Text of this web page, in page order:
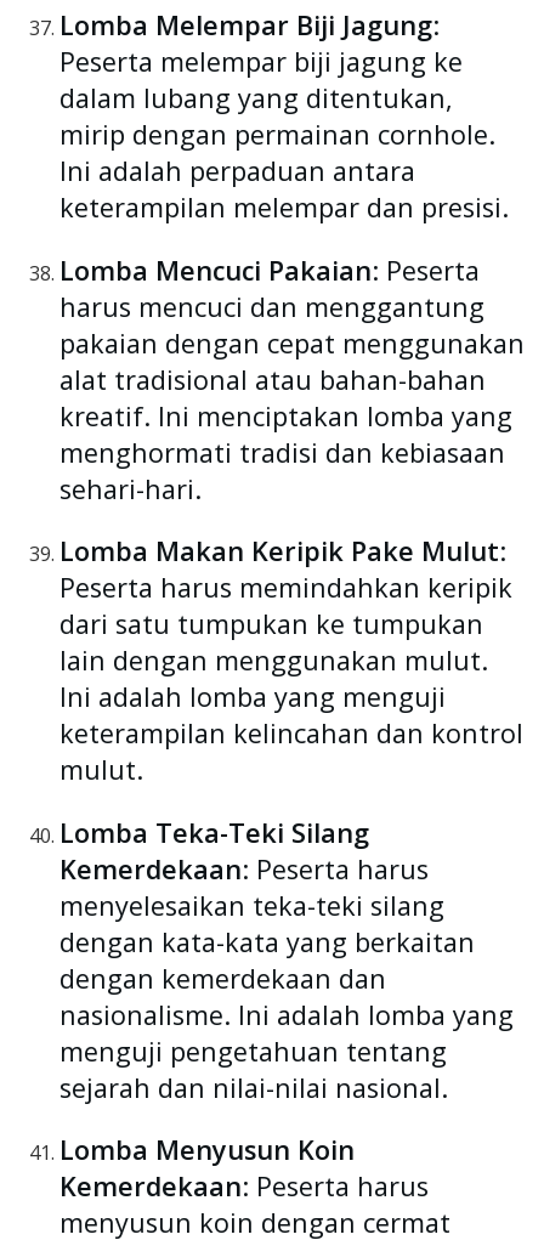
Lomba Melempar Biji Jagung:
Peserta melempar biji jagung ke
dalam lubang yang ditentukan,
mirip dengan permainan cornhole.
Ini adalah perpaduan antara
keterampilan melempar dan presisi.
Lomba Mencuci Pakaian: Peserta
harus mencuci dan menggantung
pakaian dengan cepat menggunakan
alat tradisional atau bahan-bahan
kreatif. Ini menciptakan lomba yang
menghormati tradisi dan kebiasaan
sehari-hari.
Lomba Makan Keripik Pake Mulut:
Peserta harus memindahkan keripik
dari satu tumpukan ke tumpukan
lain dengan menggunakan mulut.
Ini adalah lomba yang menguji
keterampilan kelincahan dan kontrol
mulut.
Lomba Teka-Teki Silang
Kemerdekaan: Peserta harus
menyelesaikan teka-teki silang
dengan kata-kata yang berkaitan
dengan kemerdekaan dan
nasionalisme. Ini adalah lomba yang
menguji pengetahuan tentang
sejarah dan nilai-nilai nasional.
Lomba Menyusun Koin
Kemerdekaan: Peserta harus
menyusun koin dengan cermat